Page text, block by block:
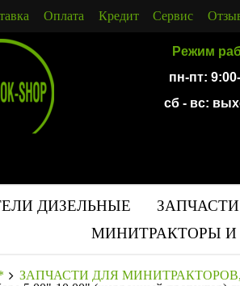
Оплата Кредит Сервис
Режим
пн-пт:
сб - вс:
ДИЗЕЛЬНЫЕ
МИНИТРАКТОРЫ И
ЗАПЧАСТИ ДЛЯ